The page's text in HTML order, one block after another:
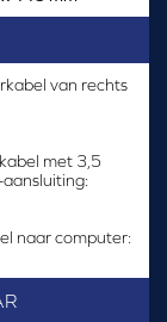
van rechts
met 3,5
naar computer: